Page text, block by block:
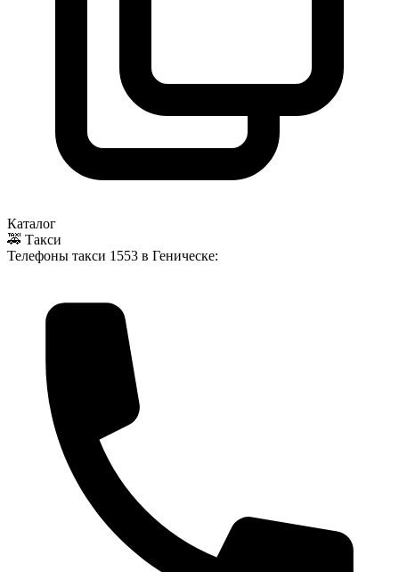
Каталог
🚕 Такси
Телефоны такси 1553 в Геническе: